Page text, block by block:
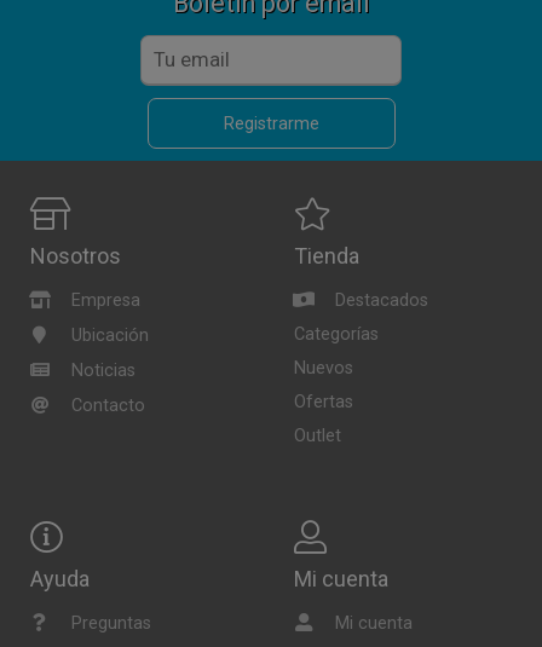
Registrarme
Nosotros
Empresa
Ubicación
Noticias
Contacto
Tienda
Destacados
Categorías
Nuevos
Ofertas
Outlet
Ayuda
Preguntas
Mi cuenta
Mi cuenta